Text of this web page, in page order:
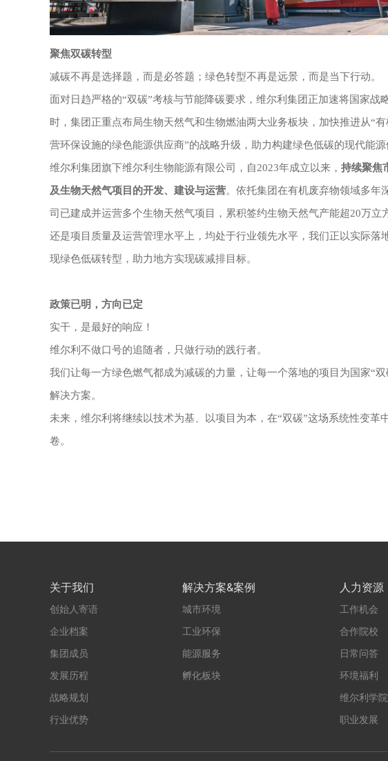
聚焦双碳转型
减碳不再是选择题，而是必答题；绿色转型不再是远景，而是当下行动。
面对日趋严格的“双碳”考核与节能降碳要求，维尔利集团正加速将国家战
时，集团正重点布局生物天然气和生物燃油两大业务板块，加快推进从“
营环保设施的绿色能源供应商”的战略升级，助力构建绿色低碳的现代能源
维尔利集团旗下维尔利生物能源有限公司，自2023年成立以来， 持续聚焦
及生物天然气项目的开发、建设与运营。依托集团在有机废弃物领域多年
司已建成并运营多个生物天然气项目，累积签约生物天然气产能超20万立
还是项目质量及运营管理水平上，均处于行业领先水平，我们正以实际落
现绿色低碳转型，助力地方实现碳减排目标。
政策已明，方向已定
实干，是最好的响应！
维尔利不做口号的追随者，只做行动的践行者。
我们让每一方绿色燃气都成为减碳的力量，让每一个落地的项目为国家“
解决方案。
未来，维尔利将继续以技术为基、以项目为本，在“双碳”这场系统性变革
卷。
关于我们
创始人寄语
企业档案
集团成员
发展历程
战略规划
行业优势
解决方案&案例
城市环境
工业环保
能源服务
孵化板块
人力资源
工作机会
合作院校
日常问答
环境福利
维尔利学院
职业发展